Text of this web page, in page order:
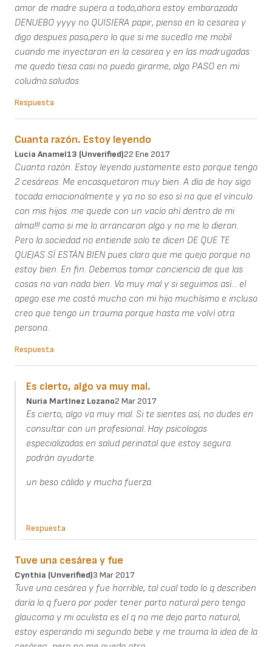
amor de madre supera a todo,ahora estoy embarazada
DENUEBO yyyy no QUISIERA papir, pienso en la cesarea y
digo despues pasa,pero lo que si me sucedIo me mobil
cuando me inyectaron en la cesarea y en las madrugadas
me quedo tiesa casi no puedo girarme, algo PASO en mi
coludna.saludos
Respuesta
Cuanta razón. Estoy leyendo
Lucia Anamel13 (unverified)22 Ene 2017
Cuanta razón. Estoy leyendo justamente esto porque tengo
2 cesáreas. Me encasquetaron muy bien. A día de hoy sigo
tocada emocionalmente y ya no so eso sí no que el vínculo
con mis hijos. me quede con un vacío ahí dentro de mi
alma!!! como si me lo arrancaron algo y no me lo dieron.
Pero la sociedad no entiende solo te dicen DE QUE TE
QUEJAS SÍ ESTÁN BIEN pues claro que me quejo porque no
estoy bien. En fin. Debemos tomar conciencia de que las
cosas no van nada bien. Va muy mal y si seguimos así... el
apego ese me costó mucho con mi hijo muchísimo e incluso
creo que tengo un trauma porque hasta me volví otra
persona.
Respuesta
Es cierto, algo va muy mal.
Nuria Martínez Lozano2 Mar 2017
Es cierto, algo va muy mal. Si te sientes así, no dudes en
consultar con un profesional. Hay psicologas
especializadas en salud perinatal que estoy segura
podrán ayudarte.
un beso cálido y mucha fuerza.
Respuesta
Tuve una cesárea y fue
Cynthia (unverified)3 Mar 2017
Tuve una cesárea y fue horrible, tal cual todo lo q describen
daría lo q fuera por poder tener parto natural pero tengo
glaucoma y mi oculista es el q no me dejo parto natural,
estoy esperando mi segundo bebe y me trauma la idea de la